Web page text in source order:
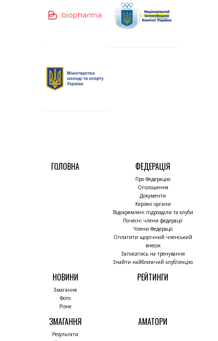
ГОЛОВНА ФЕДЕРАЦІЯ
Про Федерацію
Оголошення
Документи
Керівні органи
Відокремлені підрозділи та клуби
Почесні члени федерації
Члени Федерації
Оплатити щорічний членський
внесок
Записатись на тренування
Знайти найближчий клуб/секцію
НОВИНИ
Змагання
Фото
Різне
РЕЙТИНГИ
ЗМАГАННЯ
Результати
АМАТОРИ